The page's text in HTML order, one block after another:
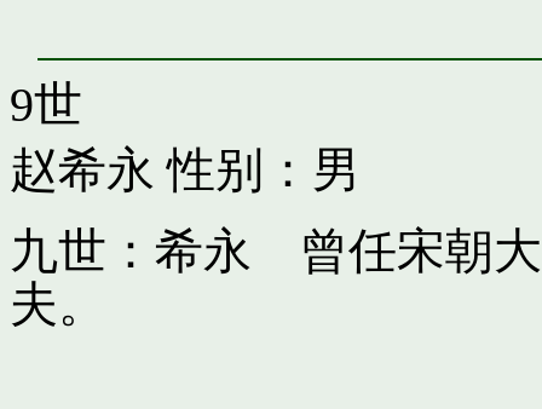
9世
赵希永 性别：男
九世：希永 曾任宋朝
夫。